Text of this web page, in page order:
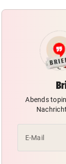
Abends
E-Mail